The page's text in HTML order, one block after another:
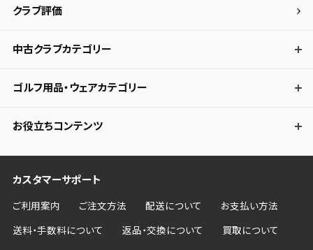
クラブ評価
中古クラブカテゴリー
ゴルフ用品・ウェアカテゴリー
お役立ちコンテンツ
カスタマーサポート
ご利用案内 ご注文方法 配送について お支払い方法
送料・手数料について 返品・交換について 買取について